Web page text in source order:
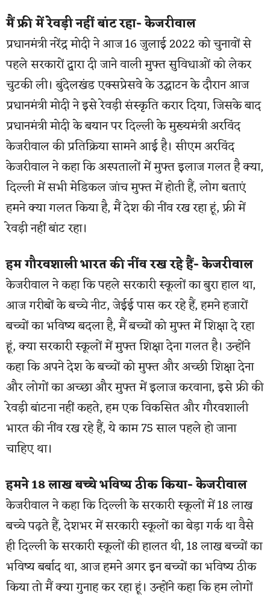
मैं फ्री में रेवड़ी नहीं बांट रहा- केजरीवाल
प्रधानमंत्री नरेंद्र मोदी ने आज 16 जुलाई 2022 को चुनावों से
पहले सरकारों द्वारा दी जाने वाली मुफ्त सुविधाओं को लेकर
चुटकी ली। बुंदेलखंड एक्सप्रेसवे के उद्घाटन के दौरान आज
प्रधानमंत्री मोदी ने इसे रेवड़ी संस्कृति करार दिया, जिसके बाद
प्रधानमंत्री मोदी के बयान पर दिल्ली के मुख्यमंत्री अरविंद
केजरीवाल की प्रतिक्रिया सामने आई है। सीएम अरविंद
केजरीवाल ने कहा कि अस्पतालों में मुफ्त इलाज गलत है क्या,
दिल्ली में सभी मेडिकल जांच मुफ्त में होती हैं, लोग बताएं
हमने क्या गलत किया है, मैं देश की नींव रख रहा हूं, फ्री में
रेवड़ी नहीं बांट रहा।
हम गौरवशाली भारत की नींव रख रहे हैं- केजरीवाल
केजरीवाल ने कहा कि पहले सरकारी स्कूलों का बुरा हाल था,
आज गरीबों के बच्चे नीट, जेईई पास कर रहे हैं, हमने हजारों
बच्चों का भविष्य बदला है, मैं बच्चों को मुफ्त में शिक्षा दे रहा
हूं, क्या सरकारी स्कूलों में मुफ्त शिक्षा देना गलत है। उन्होंने
कहा कि अपने देश के बच्चों को मुफ्त और अच्छी शिक्षा देना
और लोगों का अच्छा और मुफ्त में इलाज करवाना, इसे फ्री की
रेवड़ी बांटना नहीं कहते, हम एक विकसित और गौरवशाली
भारत की नींव रख रहे हैं, ये काम 75 साल पहले हो जाना
चाहिए था।
हमने 18 लाख बच्चे भविष्य ठीक किया- केजरीवाल
केजरीवाल ने कहा कि दिल्ली के सरकारी स्कूलों में 18 लाख
बच्चे पढ़ते हैं, देशभर में सरकारी स्कूलों का बेड़ा गर्क था वैसे
ही दिल्ली के सरकारी स्कूलों की हालत थी, 18 लाख बच्चों का
भविष्य बर्बाद था, आज हमने अगर इन बच्चों का भविष्य ठीक
किया तो मैं क्या गुनाह कर रहा हूं। उन्होंने कहा कि हम लोगों